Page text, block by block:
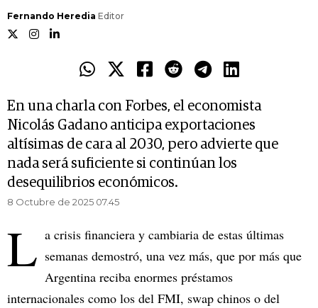
Fernando Heredia Editor
En una charla con Forbes, el economista
Nicolás Gadano anticipa exportaciones
altísimas de cara al 2030, pero advierte que
nada será suficiente si continúan los
desequilibrios económicos.
8 Octubre de 2025 07.45
L a crisis financiera y cambiaria de estas últimas
semanas demostró, una vez más, que por más que
Argentina reciba enormes préstamos
internacionales como los del FMI, swap chinos o del